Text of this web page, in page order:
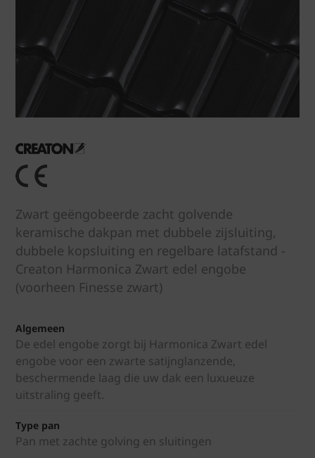
Zwart geëngobeerde zacht golvende
keramische dakpan met dubbele zijsluiting,
dubbele kopsluiting en regelbare latafstand -
Creaton Harmonica Zwart edel engobe
(voorheen Finesse zwart)
Algemeen
De edel engobe zorgt bij Harmonica Zwart edel
engobe voor een zwarte satijnglanzende,
beschermende laag die uw dak een luxueuze
uitstraling geeft.
Type pan
Pan met zachte golving en sluitingen